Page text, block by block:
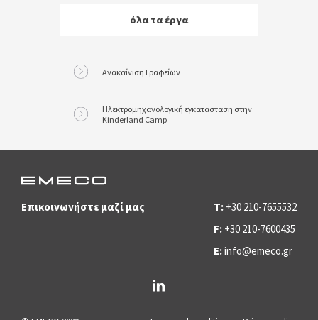
Ανακαίνιση Γραφείων
όλα τα έργα
Ηλεκτρομηχανολογική εγκατασταση στην
Kinderland Camp
Επικοινωνήστε μαζί μας T: +30 210-7655532
F: +30 210-7600435
E:info@emeco.gr